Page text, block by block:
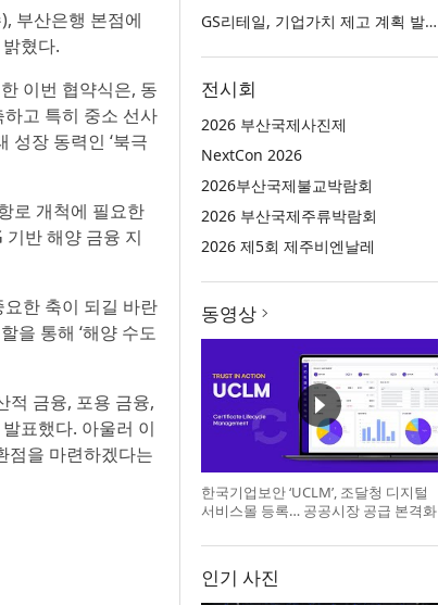
부산은행 본점에
혔다.
이번 협약식은, 동
고 특히 중소 선사
성장 동력인 ‘북극
로 개척에 필요한
반 해양 금융 지
한 축이 되길 바란
을 통해 ‘해양 수도
적 금융, 포용 금융,
표했다. 아울러 이
점을 마련하겠다는
GS리테일, 기업가치 제고 계획 발표… 중장기 성장 기반 강화와 주주가치 제고
전시회
2026 부산국제사진제
NextCon 2026
2026부산국제불교박람회
2026 부산국제주류박람회
2026 제5회 제주비엔날레
동영상
한국기업보안 ‘UCLM’, 조달청 디지털
서비스몰 등록… 공공시장 공급 본격화
인기 사진